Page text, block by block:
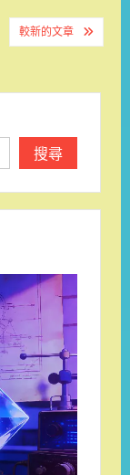
較新的文章
搜尋